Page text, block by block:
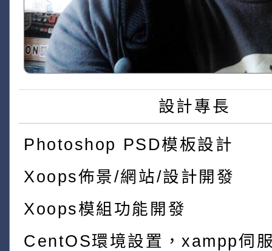
設計專長
Photoshop PSD模板設計
Xoops佈景/網站/設計開發
Xoops模組功能開發
CentOS環境設置，xampp伺